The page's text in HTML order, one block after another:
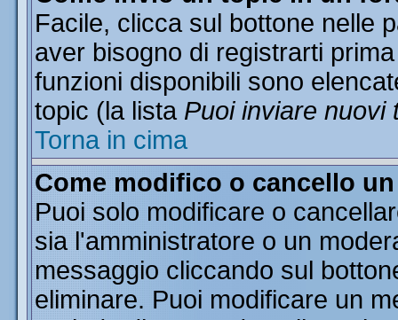
Facile, clicca sul bottone nelle
aver bisogno di registrarti
funzioni disponibili sono
topic (la lista Puoi inviare nuovi
Torna in cima
Come modifico o cancello
Puoi solo modificare o
sia l'amministratore o un
messaggio cliccando sul
eliminare. Puoi modificare un